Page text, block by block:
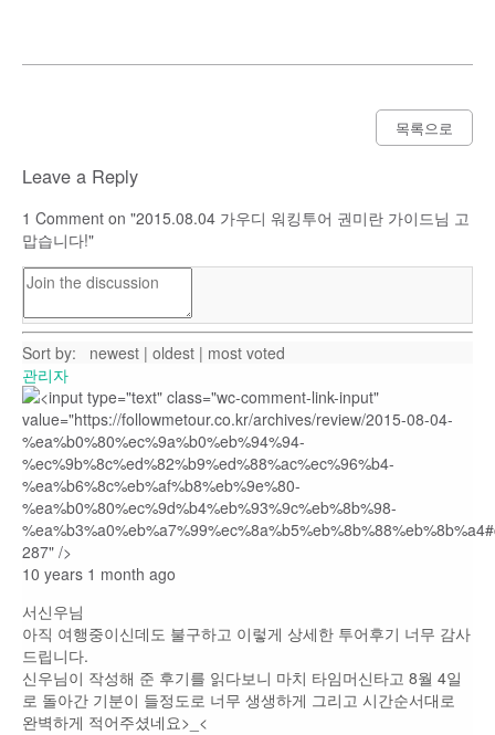
목록으로
Leave a Reply
1 Comment on "2015.08.04 가우디 워킹투어 권미란 가이드님 고
맙습니다!"
Sort by: newest | oldest | most voted
관리자
10 years 1 month ago
서신우님
아직 여행중이신데도 불구하고 이렇게 상세한 투어후기 너무 감사
드립니다.
신우님이 작성해 준 후기를 읽다보니 마치 타임머신타고 8월 4일
로 돌아간 기분이 들정도로 너무 생생하게 그리고 시간순서대로
완벽하게 적어주셨네요>_<